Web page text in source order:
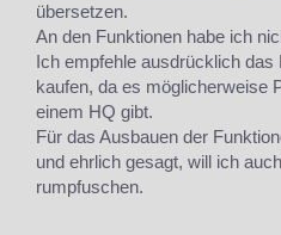
übersetzen.
An den Funktionen habe ich
Ich empfehle ausdrücklich das
kaufen, da es möglicherweise
einem HQ gibt.
Für das Ausbauen der
und ehrlich gesagt, will ich
rumpfuschen.